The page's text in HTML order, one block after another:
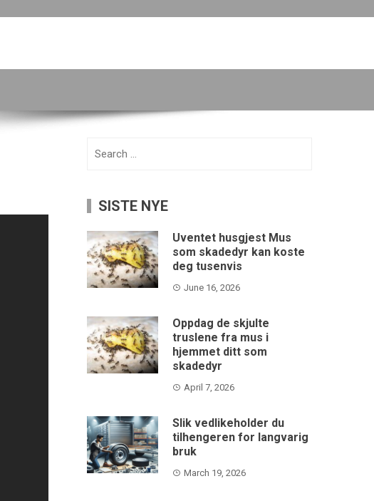
SISTE NYE
Uventet husgjest Mus
som skadedyr kan koste
deg tusenvis
June 16, 2026
Oppdag de skjulte
truslene fra mus i
hjemmet ditt som
skadedyr
April 7, 2026
Slik vedlikeholder du
tilhengeren for langvarig
bruk
March 19, 2026